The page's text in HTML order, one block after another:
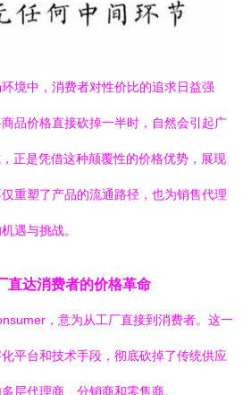
境中，消费者对性价比的追求日益强
品价格直接砍掉一半时，自然会引起广
正是凭借这种颠覆性的价格优势，展现
重塑了产品的流通路径，也为销售代理
遇与挑战。
直达消费者的价格革命
，意为从工厂直接到消费者。这一
平台和技术手段，彻底砍掉了传统供应
代理商、分销商和零售商。